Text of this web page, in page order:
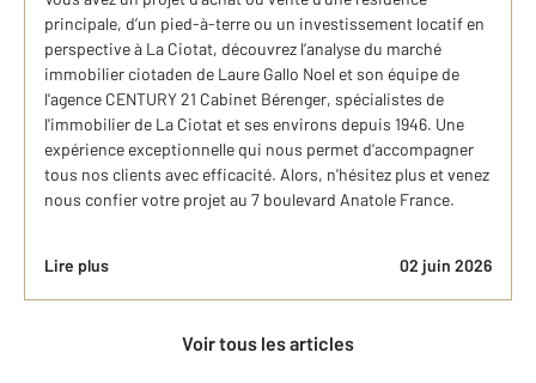
principale, d’un pied-à-terre ou un investissement locatif en
perspective à La Ciotat, découvrez l’analyse du marché
immobilier ciotaden de Laure Gallo Noel et son équipe de
l'agence CENTURY 21 Cabinet Bérenger, spécialistes de
l'immobilier de La Ciotat et ses environs depuis 1946. Une
expérience exceptionnelle qui nous permet d'accompagner
tous nos clients avec efficacité. Alors, n'hésitez plus et venez
nous confier votre projet au 7 boulevard Anatole France.
Lire plus 02 juin 2026
Voir tous les articles